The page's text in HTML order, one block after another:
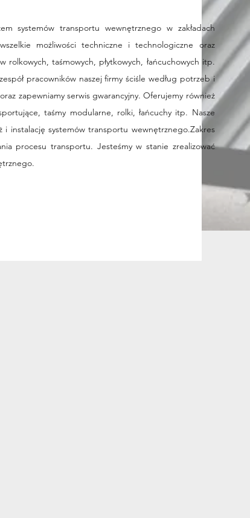
systemów transportu wewnętrznego w zakładach
możliwości techniczne i technologiczne oraz
taśmowych, płytkowych, łańcuchowych itp.
pracowników naszej firmy ściśle według potrzeb i
zapewniamy serwis gwarancyjny. Oferujemy również
taśmy modularne, rolki, łańcuchy itp. Nasze
instalację systemów transportu wewnętrznego.Zakres
procesu transportu. Jesteśmy w stanie zrealizować